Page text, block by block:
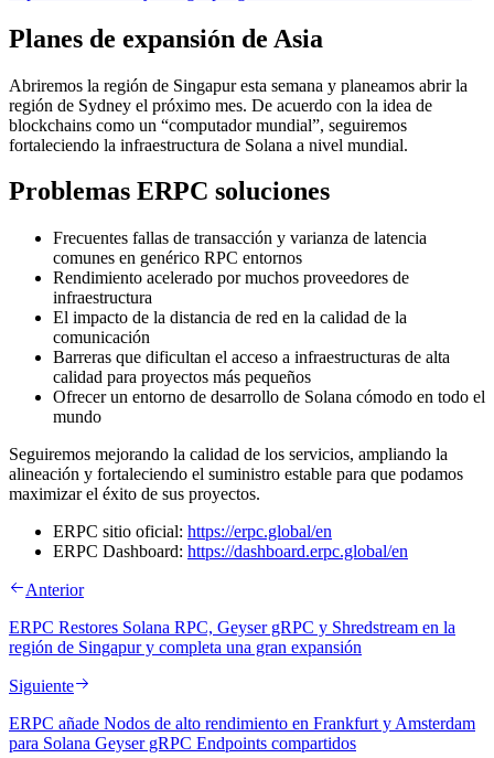
Planes de expansión de Asia
Abriremos la región de Singapur esta semana y planeamos abrir la
región de Sydney el próximo mes. De acuerdo con la idea de
blockchains como un “computador mundial”, seguiremos
fortaleciendo la infraestructura de Solana a nivel mundial.
Problemas ERPC soluciones
Frecuentes fallas de transacción y varianza de latencia
comunes en genérico RPC entornos
Rendimiento acelerado por muchos proveedores de
infraestructura
El impacto de la distancia de red en la calidad de la
comunicación
Barreras que dificultan el acceso a infraestructuras de alta
calidad para proyectos más pequeños
Ofrecer un entorno de desarrollo de Solana cómodo en todo el
mundo
Seguiremos mejorando la calidad de los servicios, ampliando la
alineación y fortaleciendo el suministro estable para que podamos
maximizar el éxito de sus proyectos.
ERPC sitio oficial: https://erpc.global/en
ERPC Dashboard: https://dashboard.erpc.global/en
Anterior
ERPC Restores Solana RPC, Geyser gRPC y Shredstream en la
región de Singapur y completa una gran expansión
Siguiente
ERPC añade Nodos de alto rendimiento en Frankfurt y Amsterdam
para Solana Geyser gRPC Endpoints compartidos